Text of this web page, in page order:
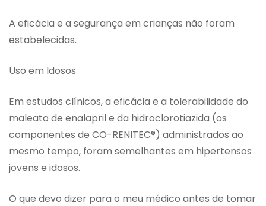
A eficácia e a segurança em crianças não foram
estabelecidas.
Uso em Idosos
Em estudos clínicos, a eficácia e a tolerabilidade do
maleato de enalapril e da hidroclorotiazida (os
componentes de CO-RENITEC®) administrados ao
mesmo tempo, foram semelhantes em hipertensos
jovens e idosos.
O que devo dizer para o meu médico antes de tomar